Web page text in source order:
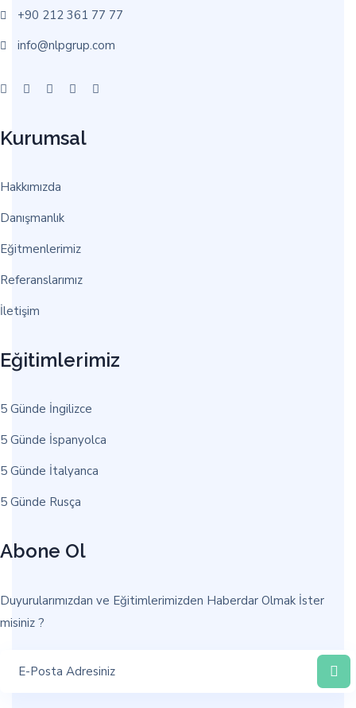
+90 212 361 77 77
info@nlpgrup.com
Kurumsal
Hakkımızda
Danışmanlık
Eğitmenlerimiz
Referanslarımız
İletişim
Eğitimlerimiz
5 Günde İngilizce
5 Günde İspanyolca
5 Günde İtalyanca
5 Günde Rusça
Abone Ol
Duyurularımızdan ve Eğitimlerimizden Haberdar Olmak İster
misiniz ?